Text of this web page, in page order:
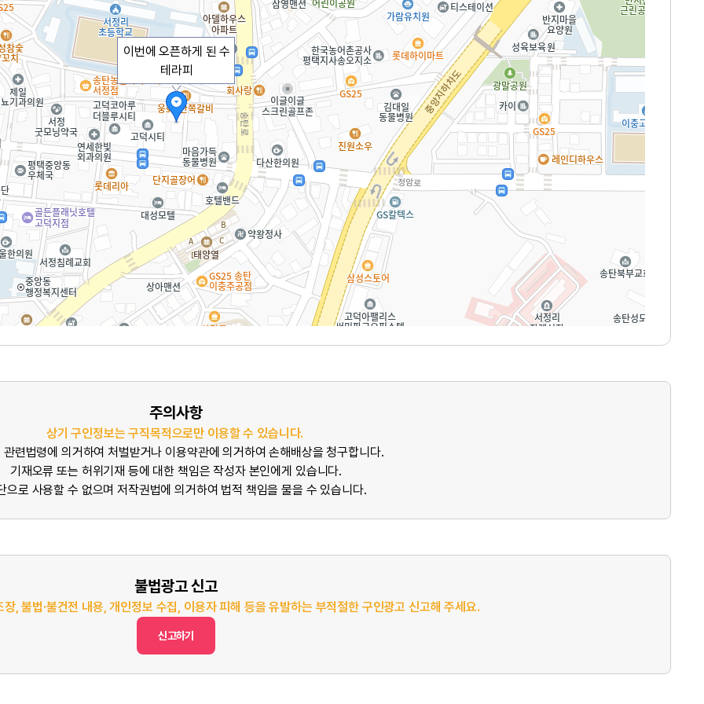
이번에 오픈하게 된 수
테라피
주의사항
상기 구인정보는 구직목적으로만 이용할 수 있습니다.
관련법령에 의거하여 처벌받거나 이용약관에 의거하여 손해배상을 청구합니다.
기재오류 또는 허위기재 등에 대한 책임은 작성자 본인에게 있습니다.
으로 사용할 수 없으며 저작권법에 의거하여 법적 책임을 물을 수 있습니다.
불법광고 신고
장, 불법·불건전 내용, 개인정보 수집, 이용자 피해 등을 유발하는 부적절한 구인광고 신고해 주세요.
신고하기